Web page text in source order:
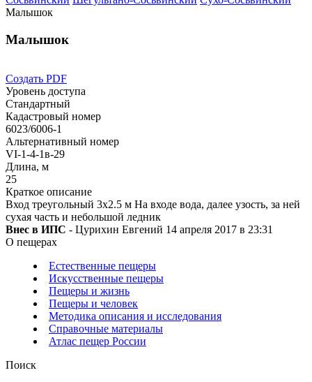
Малышок
Малышок
Создать PDF
Уровень доступа
Стандартный
Кадастровый номер
6023/6006-1
Альтернативный номер
VI-1-4-1в-29
Длина, м
25
Краткое описание
Вход треугольный 3х2.5 м На входе вода, далее узость, за ней
сухая часть и небольшой ледник
Внес в ИПС - Цурихин Евгений 14 апреля 2017 в 23:31
О пещерах
Естественные пещеры
Искусственные пещеры
Пещеры и жизнь
Пещеры и человек
Методика описания и исследования
Справочные материалы
Атлас пещер России
Поиск